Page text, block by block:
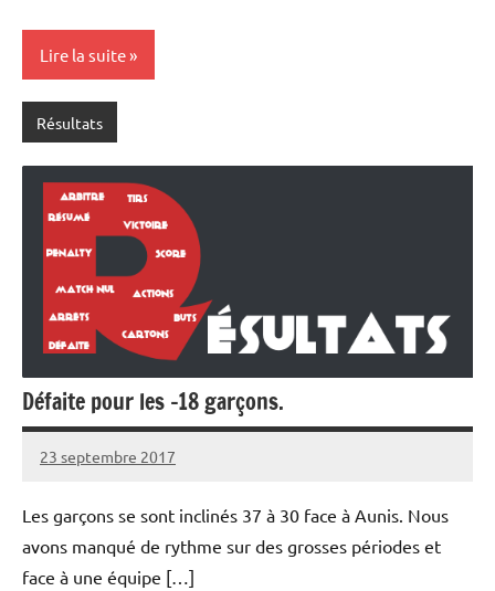
Lire la suite
Résultats
Défaite pour les -18 garçons.
23 septembre 2017
Pierre
Aucun
Les garçons se sont inclinés 37 à 30 face à Aunis. Nous
avons manqué de rythme sur des grosses périodes et
face à une équipe […]